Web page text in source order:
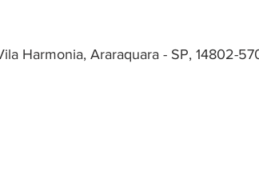
Harmonia, Araraquara - SP, 14802-